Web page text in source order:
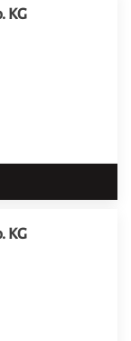
KG
KG